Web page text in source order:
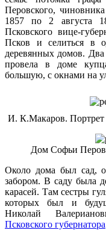
Перовского,
1857 по 2 августа
Псковского вице-
Псков и селиться в
деревянных домов. Два
провела в доме
большую, с окнами на
И. К.Макаров.
Дом Софьи
Около дома был сад,
забором. В саду была
карасей. Там сестры
которых был и
Николай
Псковского губернатора